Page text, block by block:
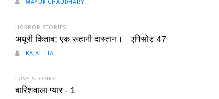
MAYUR CHAUDHARY
HORROR STORIES
अधूरी किताब: एक रूहानी दास्तान। - एपिसोड 47
KAJAL JHA
LOVE STORIES
बारिशवाला प्यार - 1